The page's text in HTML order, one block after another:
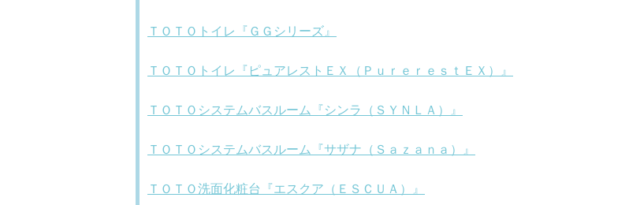
ＴＯＴＯトイレ『ＧＧシリーズ』
ＴＯＴＯトイレ『ピュアレストＥＸ（ＰｕｒｅｒｅｓｔＥＸ）』
ＴＯＴＯシステムバスルーム『シンラ（ＳＹＮＬＡ）』
ＴＯＴＯシステムバスルーム『サザナ（Ｓａｚａｎａ）』
ＴＯＴＯ洗面化粧台『エスクア（ＥＳＣＵＡ）』